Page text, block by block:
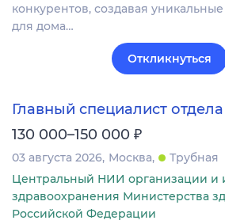
конкурентов, создавая
для дома…
Откликнуться
Главный специалист
130 000–150 000 ₽
03 августа 2026 Москва
Трубная
Центральный НИИ организации и
здравоохранения Министерства
Российской Федерации